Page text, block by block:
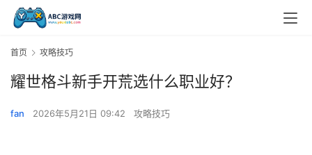
首页 攻略技巧
耀世格斗新手开荒选什么职业好？
fan 2026年5月21日 09:42 攻略技巧